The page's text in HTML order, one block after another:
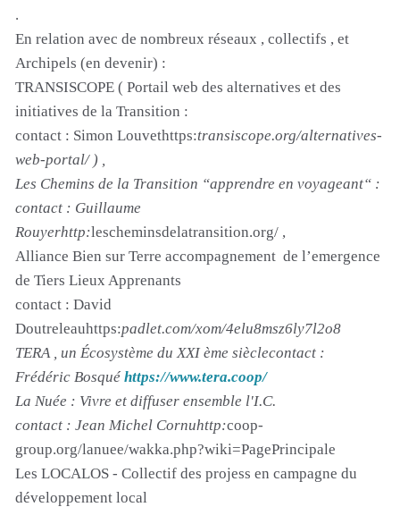
.
En relation avec de nombreux réseaux , collectifs , et
Archipels (en devenir) :
TRANSISCOPE ( Portail web des alternatives et des
initiatives de la Transition :
contact : Simon Louvethttps:transiscope.org/alternatives-
web-portal/ ) ,
Les Chemins de la Transition “apprendre en voyageant“ :
contact : Guillaume
Rouyerhttp:lescheminsdelatransition.org/ ,
Alliance Bien sur Terre accompagnement de l’emergence
de Tiers Lieux Apprenants
contact : David
Doutreleauhttps:padlet.com/xom/4elu8msz6ly7l2o8
TERA , un Écosystème du XXI ème sièclecontact :
Frédéric Bosqué https://www.tera.coop/
La Nuée : Vivre et diffuser ensemble l'I.C.
contact : Jean Michel Cornuhttp:coop-
group.org/lanuee/wakka.php?wiki=PagePrincipale
Les LOCALOS - Collectif des projess en campagne du
développement local